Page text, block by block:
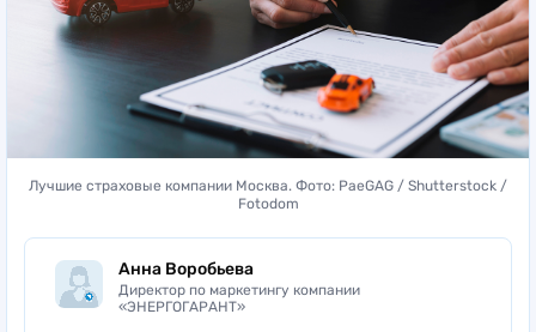
Лучшие страховые компании Москва. Фото: PaeGAG / Shutterstock /
Fotodom
Анна Воробьева
Директор по маркетингу компании
«ЭНЕРГОГАРАНТ»